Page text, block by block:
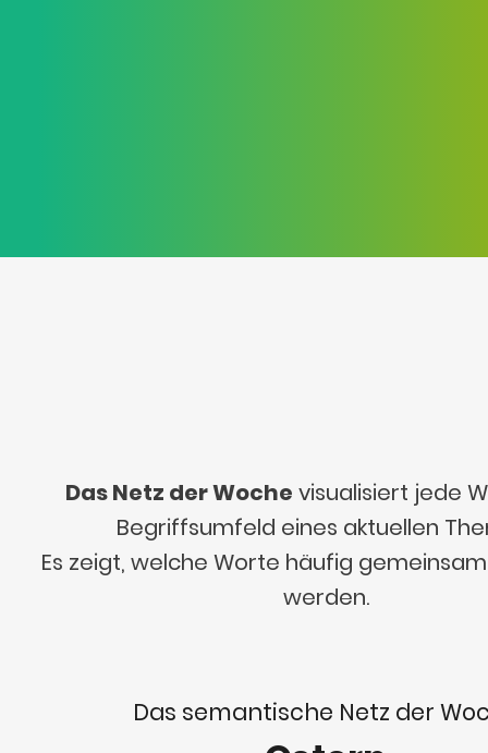
Das Netz der Woche visualisiert jede
Begriffsumfeld eines aktuellen
Es zeigt, welche Worte häufig
werden.
Das semantische Netz der